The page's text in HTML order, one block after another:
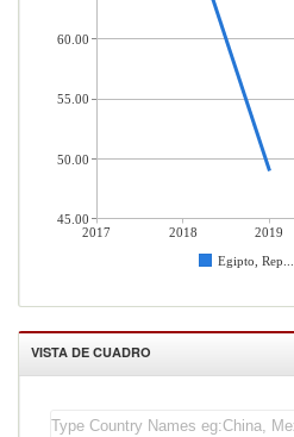
2017 2018 2019
Egipto, Rep....
60.00
55.00
50.00
45.00
VISTA DE CUADRO